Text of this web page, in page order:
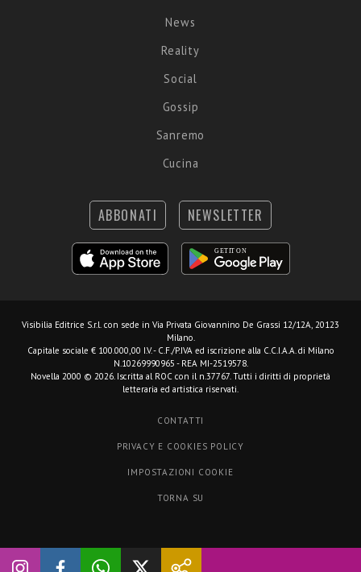
News
Reality
Social
Gossip
Sanremo
Cucina
ABBONATI NEWSLETTER
Visibilia Editrice S.r.l. con sede in Via Privata Giovannino De Grassi 12/12A, 20123
Milano.
Capitale sociale € 100.000,00 I.V. - C.F./P.IVA ed iscrizione alla C.C.I.A.A. di Milano
N.10269990965 - REA MI-2519578.
Novella 2000 © 2026. Iscritta al ROC con il n.37767. Tutti i diritti di proprietà
letteraria ed artistica riservati.
CONTATTI
PRIVACY E COOKIES POLICY
IMPOSTAZIONI COOKIE
TORNA SU